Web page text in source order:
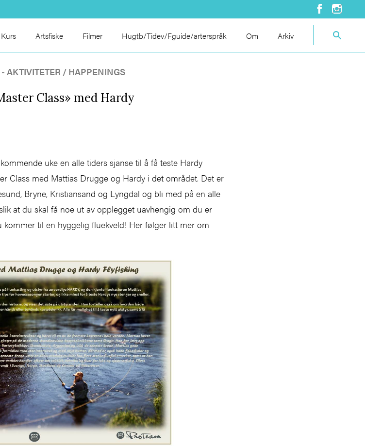
Kurs Artsfiske Filmer Hugtb/Tidev/Fguide/arterspråk Om Arkiv
AKTIVITETER / HAPPENINGS
Class» med Hardy
uke en alle tiders sjanse til å få teste Hardy
Class med Mattias Drugge og Hardy i det området. Det er
Bryne, Kristiansand og Lyngdal og bli med på en alle
at du skal få noe ut av opplegget uavhengig om du er
kommer til en hyggelig fluekveld! Her følger litt mer om